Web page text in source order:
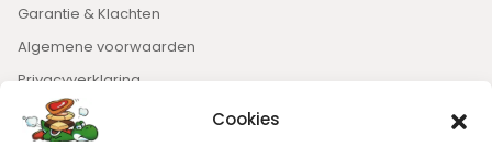
Cookies
Garantie & Klachten
Algemene voorwaarden
Privacyverklaring
Nieuwsbrief